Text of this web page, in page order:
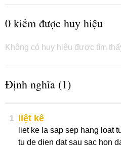
0 kiếm được huy hiệu
Không có huy hiệu được tìm
Định nghĩa (1)
1 liệt kê
liet ke la sap sep hang loat
tu de dien dat sau sac hon